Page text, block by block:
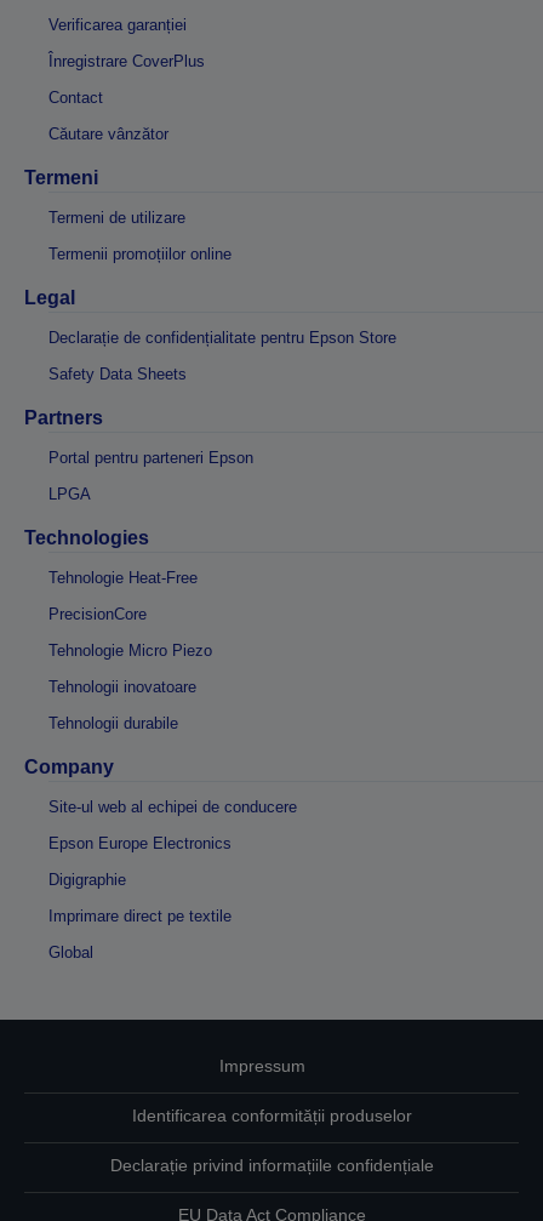
Verificarea garanției
Înregistrare CoverPlus
Contact
Căutare vânzător
Termeni
Termeni de utilizare
Termenii promoțiilor online
Legal
Declarație de confidențialitate pentru Epson Store
Safety Data Sheets
Partners
Portal pentru parteneri Epson
LPGA
Technologies
Tehnologie Heat-Free
PrecisionCore
Tehnologie Micro Piezo
Tehnologii inovatoare
Tehnologii durabile
Company
Site-ul web al echipei de conducere
Epson Europe Electronics
Digigraphie
Imprimare direct pe textile
Global
Impressum
Identificarea conformității produselor
Declarație privind informațiile confidențiale
EU Data Act Compliance